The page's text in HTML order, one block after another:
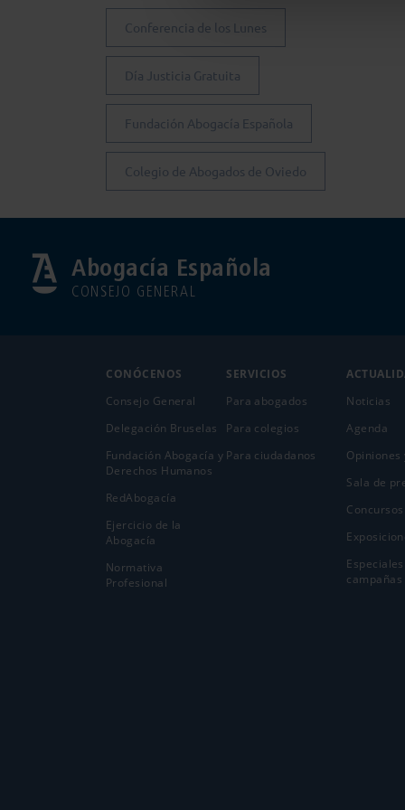
Conferencia de los Lunes
Día Justicia Gratuita
Fundación Abogacía Española
Colegio de Abogados de Oviedo
Abogacía Española
CONSEJO GENERAL
CONÓCENOS
Consejo General
Delegación Bruselas
Fundación Abogacía y
Derechos Humanos
RedAbogacía
Ejercicio de la
Abogací­a
Normativa
Profesional
SERVICIOS
Para abogados
Para colegios
Para ciudadanos
Noticias
Agenda
Opiniones
Sala de
Concursos
campañas